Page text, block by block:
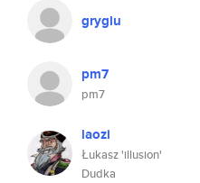
gryglu
pm7
pm7
laozi
Łukasz 'illusion'
Dudka